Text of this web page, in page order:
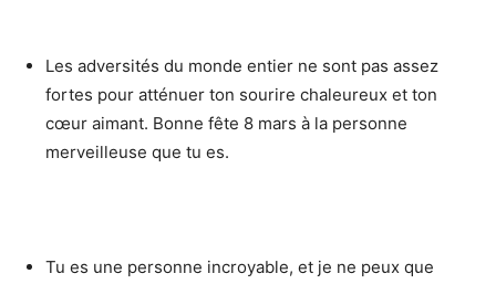
Les adversités du monde entier ne sont pas assez
fortes pour atténuer ton sourire chaleureux et ton
cœur aimant. Bonne fête 8 mars à la personne
merveilleuse que tu es.
Tu es une personne incroyable, et je ne peux que